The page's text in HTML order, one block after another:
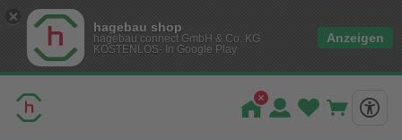
hagebau shop
hagebau connect GmbH & Co. KG
KOSTENLOS- In Google Play
Anzeigen